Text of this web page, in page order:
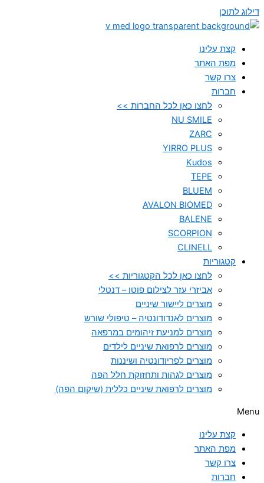
דילוג לתוכן
קצת עלינו
מפת האתר
צרו קשר
חברות
לחצו כאן לכל החברות >>
NU SMILE
ZARC
YIRRO PLUS
Kudos
TEPE
BLUEM
AVALON BIOMED
BALENE
SCORPION
CLINELL
קטגוריות
לחצו כאן לכל הקטגוריות >>
אביזרי עזר לצילום פוטו – דנטלי
מוצרים ליישור שיניים
מוצרים לאנדודונטיה – טיפולי שורש
מוצרים למניעת זיהומים במרפאה
מוצרים לרפואת שיניים לילדים
מוצרים לפריודונטיה ושיננות
מוצרים לגהות ותחזוקת חלל הפה
מוצרים לרפואת שיניים כללית (שיקום הפה)
Menu
קצת עלינו
מפת האתר
צרו קשר
חברות